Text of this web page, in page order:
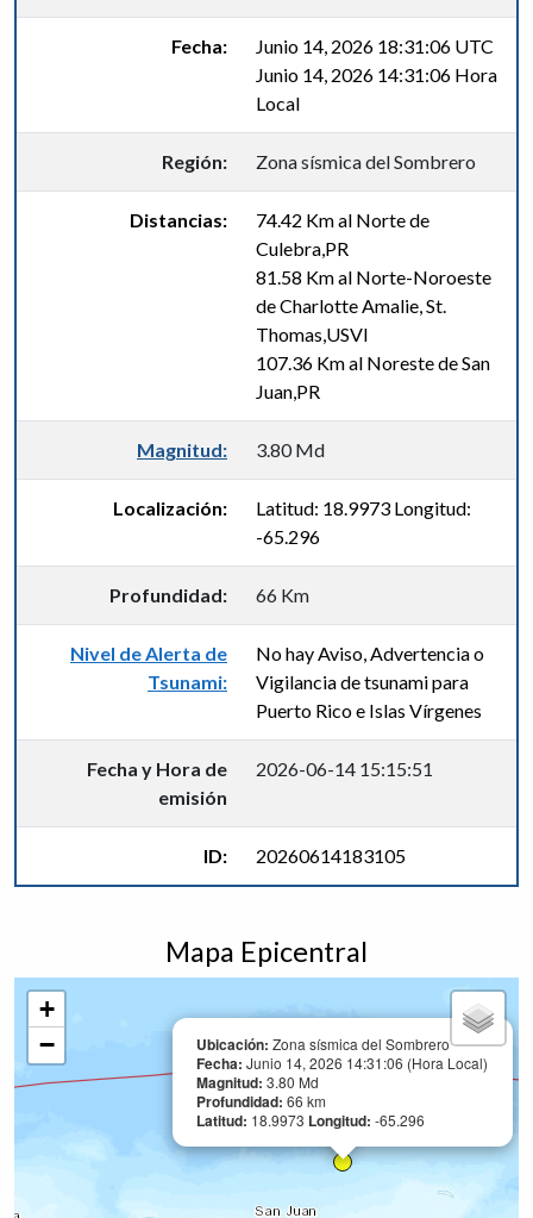
Fecha:
Junio 14, 2026 18:31:06 UTC
Junio 14, 2026 14:31:06 Hora
Local
Región: Zona sísmica del Sombrero
Distancias:
74.42 Km al Norte de
Culebra,PR
81.58 Km al Norte-Noroeste
de Charlotte Amalie, St.
Thomas,USVI
107.36 Km al Noreste de San
Juan,PR
Magnitud: 3.80 Md
Localización:
Latitud: 18.9973 Longitud:
-65.296
Profundidad: 66 Km
Nivel de Alerta de
Tsunami:
No hay Aviso, Advertencia o
Vigilancia de tsunami para
Puerto Rico e Islas Vírgenes
Fecha y Hora de
emisión
2026-06-14 15:15:51
ID: 20260614183105
Mapa Epicentral
Ubicación: Zona sísmica del Sombrero
Fecha: Junio 14, 2026 14:31:06 (Hora Local)
Magnitud: 3.80 Md
Profundidad: 66 km
Latitud: 18.9973 Longitud: -65.296
+
−